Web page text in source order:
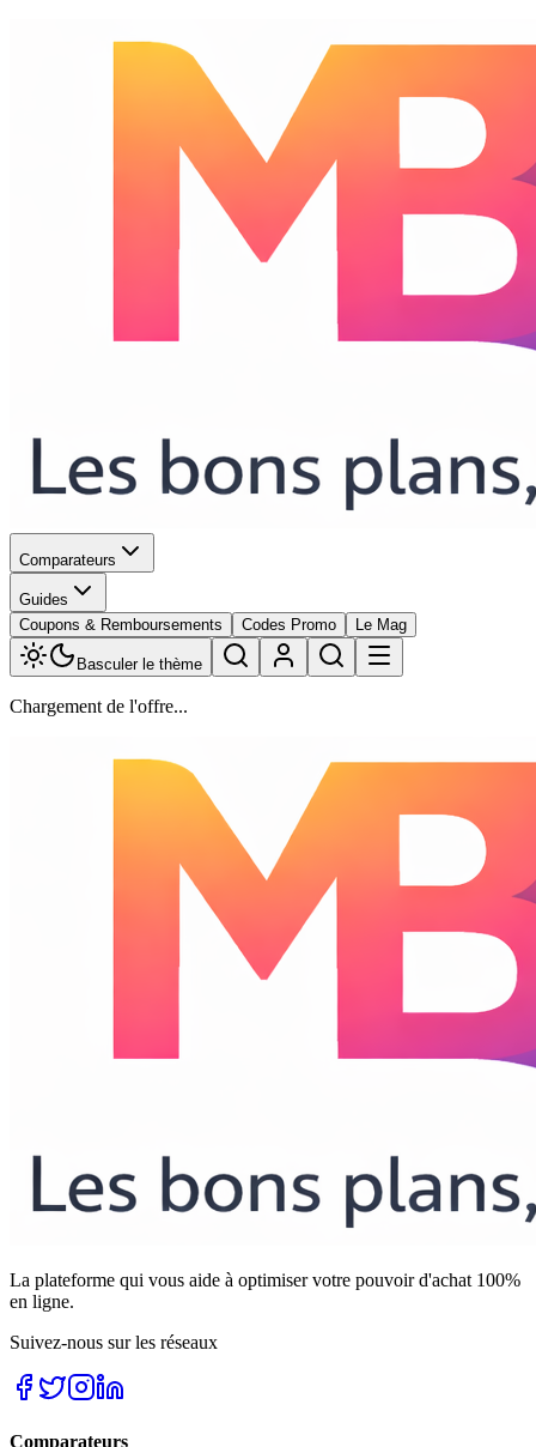
Comparateurs
Guides
Coupons & Remboursements
Codes Promo Le Mag
Basculer le thème
Chargement de l'offre...
La plateforme qui vous aide à optimiser votre pouvoir d'achat 100%
en ligne.
Suivez-nous sur les réseaux
Comparateurs